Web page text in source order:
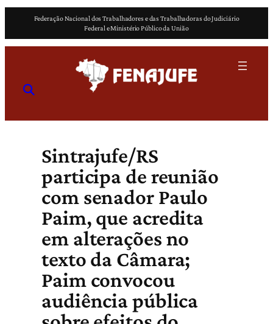
o
Federação Nacional dos Trabalhadores e das Trabalhadoras do Judiciário
Federal e Ministério Público da União
Sintrajufe/RS
participa de reunião
com senador Paulo
Paim, que acredita
em alterações no
texto da Câmara;
Paim convocou
audiência pública